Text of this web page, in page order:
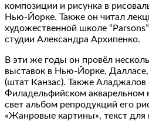
композиции и рисунка в
Нью-Йорке. Также он читал
художественной школе
студии Александра Архипенко.
В эти же годы он провёл
выставок в Нью-Йорке, Далласе,
(штат Канзас). Также Аладжалов
Филадельфийском акварельном
свет альбом репродукций его
«Жанровые картины», текст для